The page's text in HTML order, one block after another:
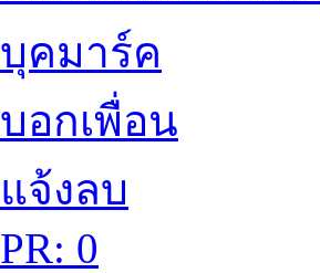
บุคมาร์ค
บอกเพื่อน
แจ้งลบ
PR: 0